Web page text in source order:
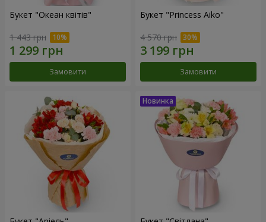
Букет "Океан квітів"
1 443 грн
Замовити
Букет "Princess Aiko"
4 570 грн
Замовити